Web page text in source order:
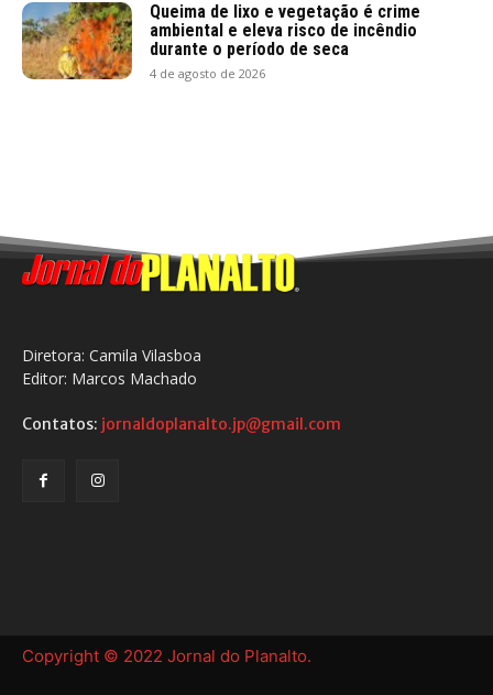
Queima de lixo e vegetação é crime
ambiental e eleva risco de incêndio
durante o período de seca
4 de agosto de 2026
Diretora: Camila Vilasboa
Editor: Marcos Machado
Contatos: jornaldoplanalto.jp@gmail.com
Copyright © 2022 Jornal do Planalto.